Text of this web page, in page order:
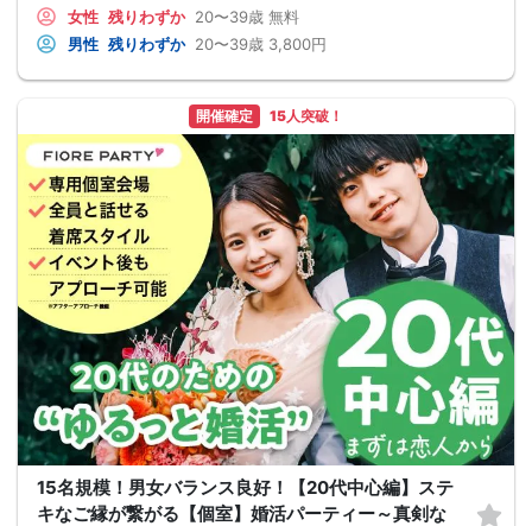
女性 残りわずか 20〜39歳 無料
男性 残りわずか 20〜39歳 3,800円
開催確定 15人突破！
15名規模！男女バランス良好！【20代中心編】ステ
キなご縁が繋がる【個室】婚活パーティー～真剣な